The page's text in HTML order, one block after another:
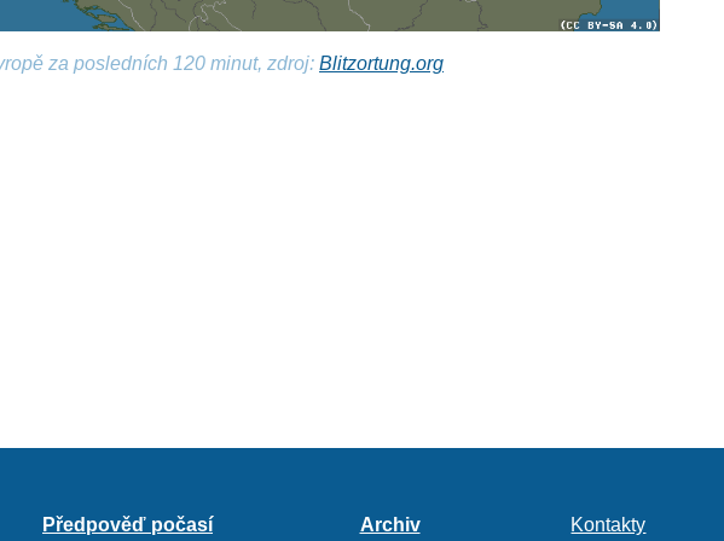
za posledních 120 minut, zdroj:Blitzortung.org
Předpověď počasí Archiv Kontakty